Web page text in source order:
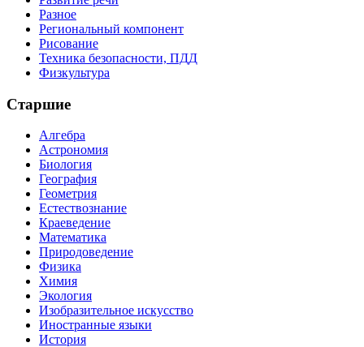
Разное
Региональный компонент
Рисование
Техника безопасности, ПДД
Физкультура
Старшие
Алгебра
Астрономия
Биология
География
Геометрия
Естествознание
Краеведение
Математика
Природоведение
Физика
Химия
Экология
Изобразительное искусство
Иностранные языки
История